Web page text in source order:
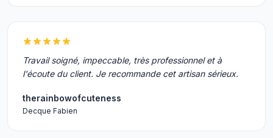
Travail soigné, impeccable, très professionnel et à
l'écoute du client. Je recommande cet artisan sérieux.
therainbowofcuteness
Decque Fabien